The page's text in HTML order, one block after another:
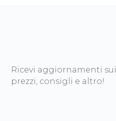
Ricevi aggiornamenti sui
prezzi, consigli e altro!